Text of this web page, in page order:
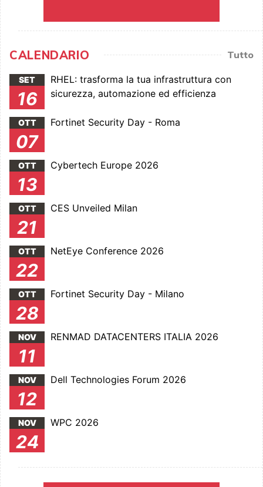
CALENDARIO Tutto
SET
16
RHEL: trasforma la tua infrastruttura con
sicurezza, automazione ed efficienza
OTT
07
Fortinet Security Day - Roma
OTT
13
Cybertech Europe 2026
OTT
21
CES Unveiled Milan
OTT
22
NetEye Conference 2026
OTT
28
Fortinet Security Day - Milano
NOV
11
RENMAD DATACENTERS ITALIA 2026
NOV
12
Dell Technologies Forum 2026
NOV
24
WPC 2026